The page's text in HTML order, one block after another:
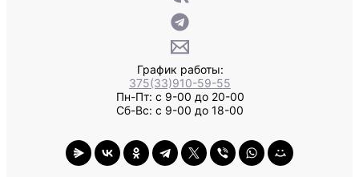
График работы:
375(33)910-59-55
Пн-Пт: с 9-00 до 20-00
Сб-Вс: с 9-00 до 18-00